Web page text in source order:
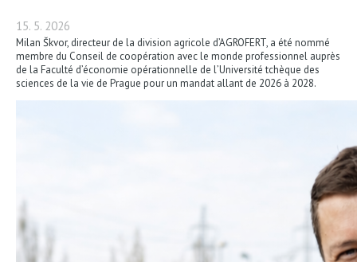
15. 5. 2026
Milan Škvor, directeur de la division agricole d’AGROFERT, a été nommé
membre du Conseil de coopération avec le monde professionnel auprès
de la Faculté d’économie opérationnelle de l’Université tchèque des
sciences de la vie de Prague pour un mandat allant de 2026 à 2028.